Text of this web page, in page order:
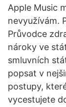
Apple Music
nevyužívám.
Průvodce
nároky ve
smluvních
popsat v
postupy,
vycestujete